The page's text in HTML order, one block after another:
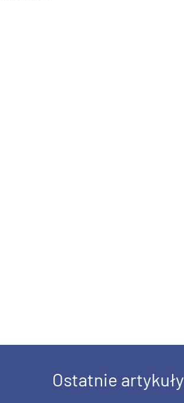
Ostatnie artykuły